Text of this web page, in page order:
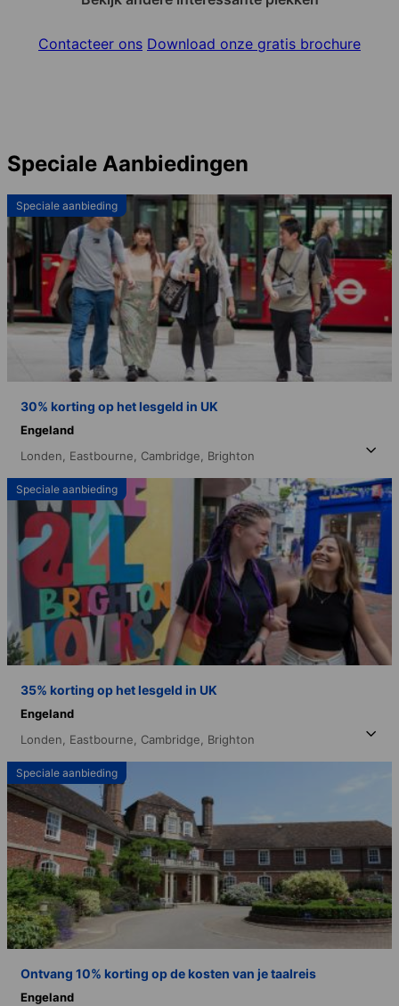
Contacteer ons Download onze gratis brochure
Speciale Aanbiedingen
Speciale aanbieding
30% korting op het lesgeld in UK
Engeland
Londen, Eastbourne, Cambridge, Brighton
Speciale aanbieding
35% korting op het lesgeld in UK
Engeland
Londen, Eastbourne, Cambridge, Brighton
Speciale aanbieding
Ontvang 10% korting op de kosten van je taalreis
Engeland